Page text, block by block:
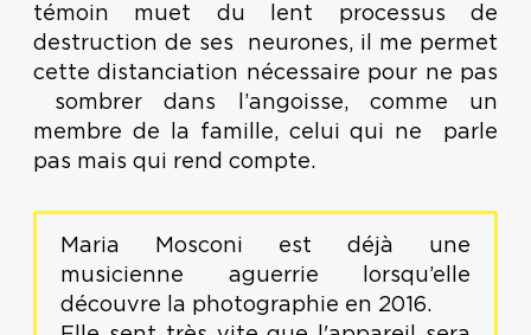
témoin muet du lent processus de
destruction de ses neurones, il me permet
cette distanciation nécessaire pour ne pas
sombrer dans l’angoisse, comme un
membre de la famille, celui qui ne parle
pas mais qui rend compte.
Maria Mosconi est déjà une
musicienne aguerrie lorsqu’elle
découvre la photographie en 2016.